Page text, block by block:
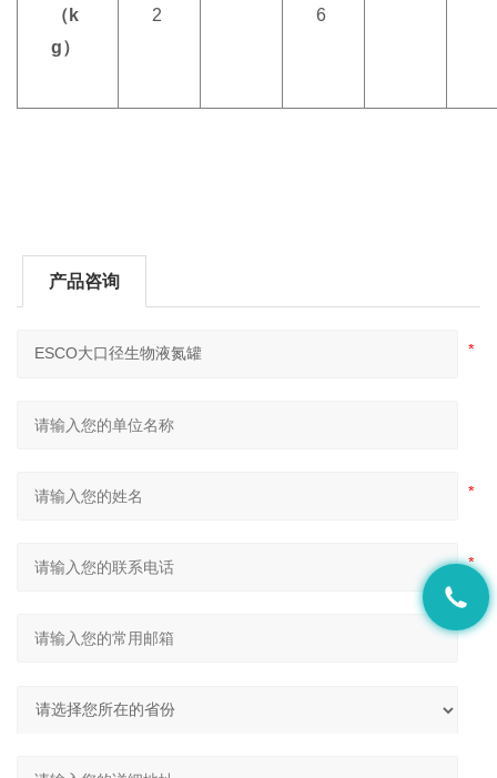
（k
g）
2
6
产品咨询